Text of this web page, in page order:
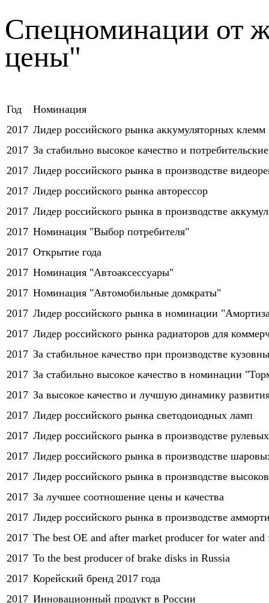
Спецноминации от
цены"
Год
Номинация
2017 Лидер российского рынка аккумуляторных клемм
2017 За стабильно высокое качество и
2017 Лидер российского рынка в производстве
2017 Лидер российского рынка авторессор
2017 Лидер российского рынка в производстве
2017 Номинация "Выбор потребителя"
2017 Открытие года
2017 Номинация "Автоаксессуары"
2017 Номинация "Автомобильные домкраты"
2017 Лидер российского рынка в номинации
2017 Лидер российского рынка радиаторов для
2017 За стабильное качество при производстве
2017 За стабильно высокое качество в номинации
2017 За высокое качество и лучшую динамику
2017 Лидер российского рынка светодоиодных ламп
2017 Лидер российского рынка в производстве
2017 Лидер российского рынка в производстве
2017 Лидер российского рынка в производстве
2017 За лучшее соотношение цены и качества
2017 Лидер российского рынка в производстве
2017 The best OE and after market producer for water
2017 To the best producer of brake disks in Russia
2017 Корейский бренд 2017 года
2017 Инновационный продукт в России